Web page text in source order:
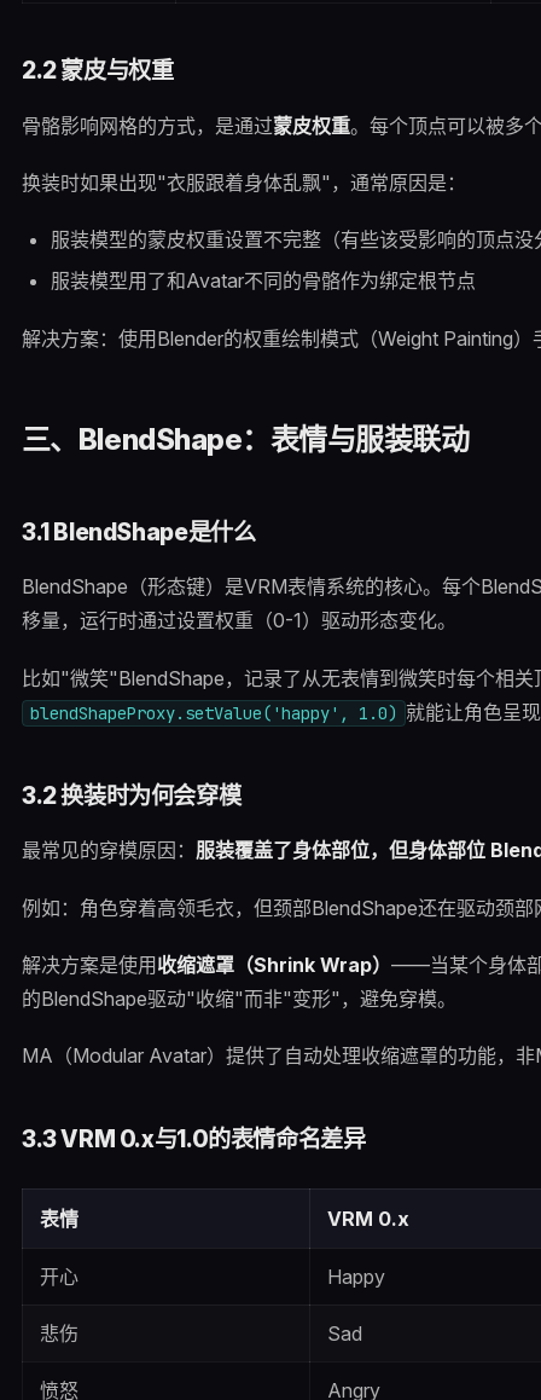
2.2 蒙皮与权重
骨骼影响网格的方式，是通过蒙皮权重。每个顶点可以被多
换装时如果出现"衣服跟着身体乱飘"，通常原因是：
服装模型的蒙皮权重设置不完整（有些该受影响的顶点没
服装模型用了和Avatar不同的骨骼作为绑定根节点
解决方案：使用Blender的权重绘制模式（Weight Painting
三、BlendShape：表情与服装联动
3.1 BlendShape是什么
BlendShape（形态键）是VRM表情系统的核心。每个
移量，运行时通过设置权重（0-1）驱动形态变化。
比如"微笑"BlendShape，记录了从无表情到微笑时每个相关
blendShapeProxy.setValue('happy', 1.0) 就能让角色呈
3.2 换装时为何会穿模
最常见的穿模原因： 服装覆盖了身体部位，但身体部位
例如：角色穿着高领毛衣，但颈部BlendShape还在驱动颈
解决方案是使用收缩遮罩（Shrink Wrap） ——当某个身体部
的BlendShape驱动"收缩"而非"变形"，避免穿模。
MA（Modular Avatar）提供了自动处理收缩遮罩的功能，
3.3 VRM 0.x与1.0的表情命名差异
表情 VRM 0.x
开心 Happy
悲伤 Sad
愤怒 Angry